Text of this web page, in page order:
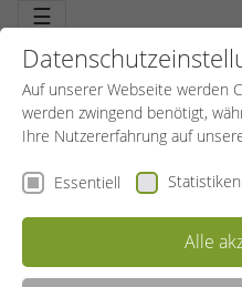
☰
Auf unserer Webseite werden
werden zwingend benötigt,
Ihre Nutzererfahrung auf
Essentiell Statistiken
Alle